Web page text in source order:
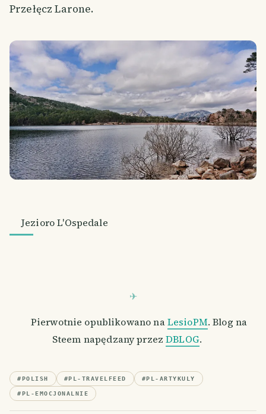
Przełęcz Larone.
Jezioro L'Ospedale
Pierwotnie opublikowano naLesioPM. Blog na
Steem napędzany przezDBLOG.
#POLISH #PL-TRAVELFEED #PL-ARTYKULY
#PL-EMOCJONALNIE